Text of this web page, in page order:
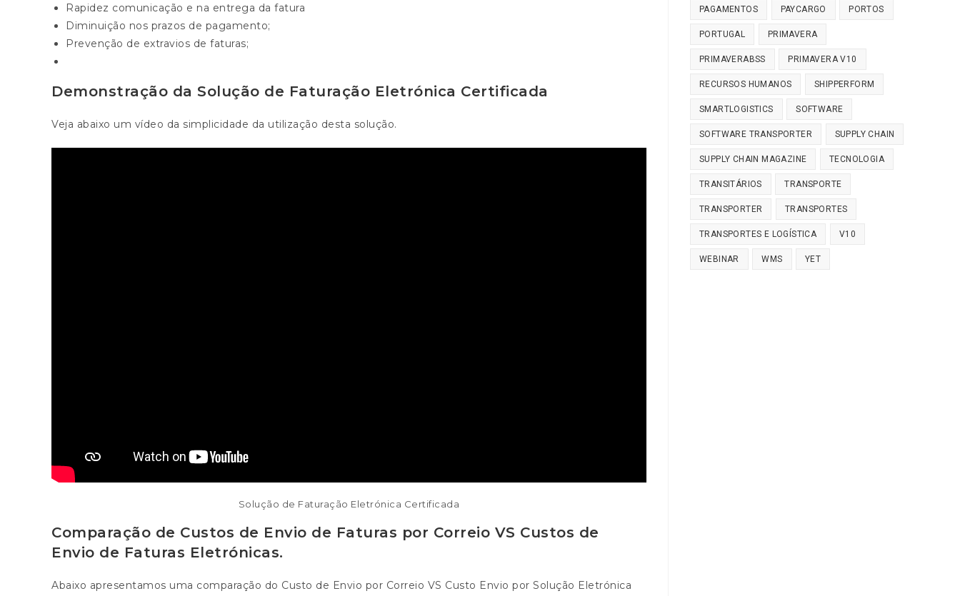
Rapidez comunicação e na entrega da fatura
Diminuição nos prazos de pagamento;
Prevenção de extravios de faturas;
Demonstração da Solução de Faturação Eletrónica Certificada
Veja abaixo um vídeo da simplicidade da utilização desta solução.
Solução de Faturação Eletrónica Certificada
Comparação de Custos de Envio de Faturas por Correio VS Custos de
Envio de Faturas Eletrónicas.
Abaixo apresentamos uma comparação do Custo de Envio por Correio VS Custo Envio por Solução Eletrónica
PAGAMENTOS PAYCARGO PORTOS
PORTUGAL PRIMAVERA
PRIMAVERABSS PRIMAVERA V10
RECURSOS HUMANOS SHIPPERFORM
SMARTLOGISTICS SOFTWARE
SOFTWARE TRANSPORTER SUPPLY CHAIN
SUPPLY CHAIN MAGAZINE TECNOLOGIA
TRANSITÁRIOS TRANSPORTE
TRANSPORTER TRANSPORTES
TRANSPORTES E LOGÍSTICA V10
WEBINAR WMS YET